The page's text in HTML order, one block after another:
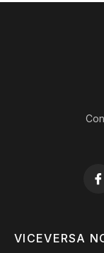
VICEVERSA